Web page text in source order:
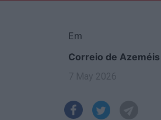
Em
Correio de Azeméis